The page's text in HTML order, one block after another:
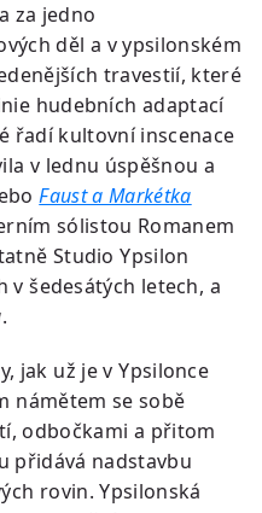
za jedno
děl a v ypsilonském
travestií, které
hudebních adaptací
řadí kultovní inscenace
v lednu úspěšnou a
Faust a Markétka
sólistou Romanem
Studio Ypsilon
v šedesátých letech, a
.
jak už je v Ypsilonce
námětem se sobě
odbočkami a přitom
přidává nadstavbu
rovin. Ypsilonská